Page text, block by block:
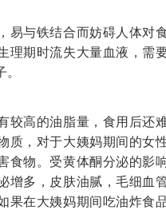
易与铁结合而妨碍人体对
理期时流失大量血液，需
较高的油脂量，食用后还
质，对于大姨妈期间的女
食物。受黄体酮分泌的影
增多，皮肤油腻，毛细血
果在大姨妈期间吃油炸食